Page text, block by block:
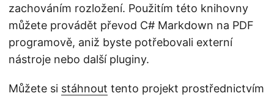
zachováním rozložení. Použitím této knihovny
můžete provádět převod C# Markdown na PDF
programově, aniž byste potřebovali externí
nástroje nebo další pluginy.
Můžete si stáhnout tento projekt prostřednictvím